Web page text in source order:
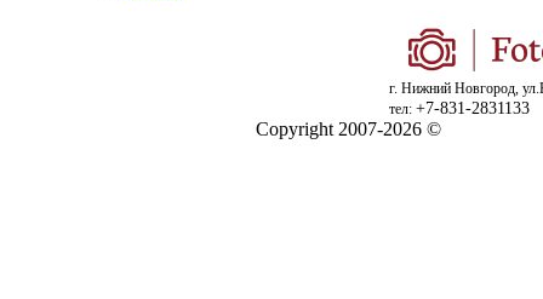
г. Нижний Новгород,
тел: +7-831-2831133
Copyright 2007-2026 ©